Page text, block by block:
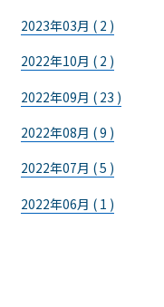
2023年03月 ( 2 )
2022年10月 ( 2 )
2022年09月 ( 23 )
2022年08月 ( 9 )
2022年07月 ( 5 )
2022年06月 ( 1 )